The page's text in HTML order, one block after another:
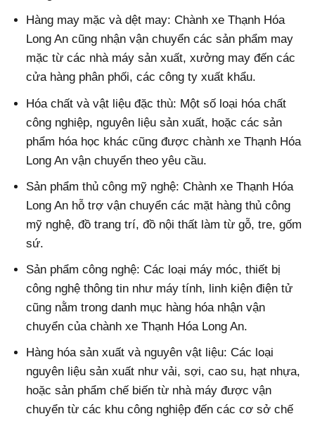
Hàng may mặc và dệt may: Chành xe Thạnh Hóa
Long An cũng nhận vận chuyển các sản phẩm may
mặc từ các nhà máy sản xuất, xưởng may đến các
cửa hàng phân phối, các công ty xuất khẩu.
Hóa chất và vật liệu đặc thù: Một số loại hóa chất
công nghiệp, nguyên liệu sản xuất, hoặc các sản
phẩm hóa học khác cũng được chành xe Thạnh Hóa
Long An vận chuyển theo yêu cầu.
Sản phẩm thủ công mỹ nghệ: Chành xe Thạnh Hóa
Long An hỗ trợ vận chuyển các mặt hàng thủ công
mỹ nghệ, đồ trang trí, đồ nội thất làm từ gỗ, tre, gốm
sứ.
Sản phẩm công nghệ: Các loại máy móc, thiết bị
công nghệ thông tin như máy tính, linh kiện điện tử
cũng nằm trong danh mục hàng hóa nhận vận
chuyển của chành xe Thạnh Hóa Long An.
Hàng hóa sản xuất và nguyên vật liệu: Các loại
nguyên liệu sản xuất như vải, sợi, cao su, hạt nhựa,
hoặc sản phẩm chế biến từ nhà máy được vận
chuyển từ các khu công nghiệp đến các cơ sở chế